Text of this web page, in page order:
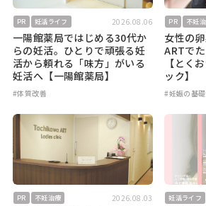
PR 妊活ライフ 2026.08.06
一陽館薬局ではじめる30代か
らの妊活。ひとりで頑張る妊
活から頼れる「味方」がいる
妊活へ【一陽館薬局】
#体質改善
PR 不妊
女性の
ARTで
【とく
ック】
#妊娠の基
PR 不妊治療 2026.08.03 妊活ライフ